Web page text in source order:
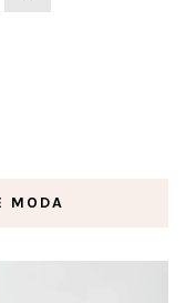
MODA